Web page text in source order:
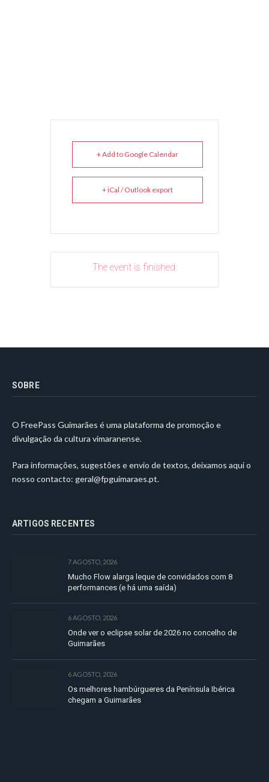
+ Add to Google Calendar
+ iCal / Outlook export
The event is finished.
SOBRE
O FreePass Guimarães é uma plataforma de promoção e
divulgação da cultura vimaranense.
Para informações, sugestões e envio de textos, deixamos aqui o
nosso contacto: geral@fpguimaraes.pt.
ARTIGOS RECENTES
7 AGOSTO, 2026
Mucho Flow alarga leque de convidados com 8
performances (e há uma saída)
6 AGOSTO, 2026
Onde ver o eclipse solar de 2026 no concelho de
Guimarães
6 AGOSTO, 2026
Os melhores hambúrgueres da Península Ibérica
chegam a Guimarães